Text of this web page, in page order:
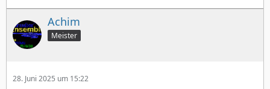
Achim
Meister
28. Juni 2025 um 15:22